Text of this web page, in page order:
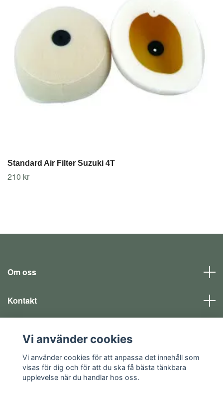
Standard Air Filter Suzuki 4T
210 kr
Om oss
Kontakt
Sociala medier
Vi använder cookies
Vi använder cookies för att anpassa det innehåll som
visas för dig och för att du ska få bästa tänkbara
upplevelse när du handlar hos oss.